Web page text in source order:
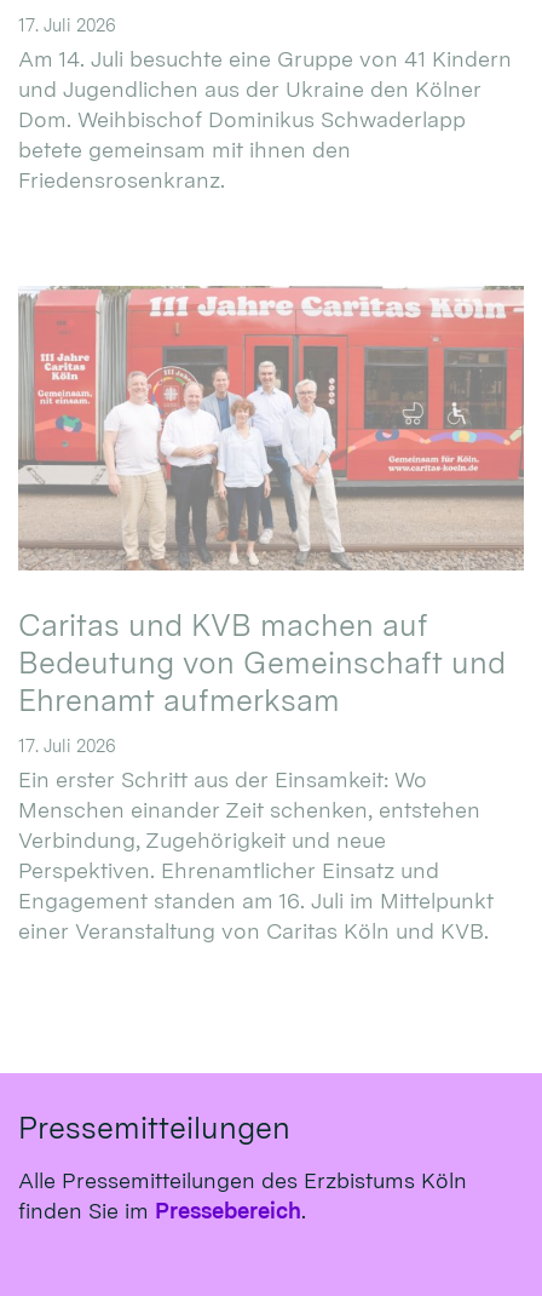
17. Juli 2026
Am 14. Juli besuchte eine Gruppe von 41 Kindern
und Jugendlichen aus der Ukraine den Kölner
Dom. Weihbischof Dominikus Schwaderlapp
betete gemeinsam mit ihnen den
Friedensrosenkranz.
Caritas und KVB machen auf
Bedeutung von Gemeinschaft und
Ehrenamt aufmerksam
17. Juli 2026
Ein erster Schritt aus der Einsamkeit: Wo
Menschen einander Zeit schenken, entstehen
Verbindung, Zugehörigkeit und neue
Perspektiven. Ehrenamtlicher Einsatz und
Engagement standen am 16. Juli im Mittelpunkt
einer Veranstaltung von Caritas Köln und KVB.
Pressemitteilungen
Alle Pressemitteilungen des Erzbistums Köln
finden Sie im Pressebereich.